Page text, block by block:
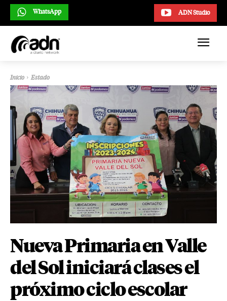
ADN Studio
WhatsApp
Inicio Estado
Nueva Primaria en Valle
del Sol iniciará clases el
próximo ciclo escolar